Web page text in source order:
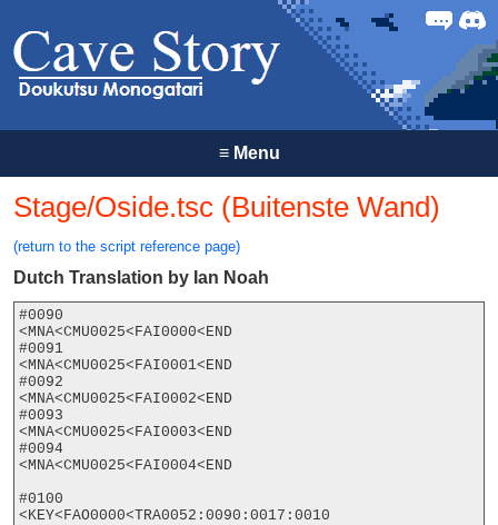
Forum
≡Menu
Stage/Oside.tsc (Buitenste Wand)
(return to the script reference page)
Dutch Translation by Ian Noah
#0090
<MNA<CMU0025<FAI0000<END
#0091
<MNA<CMU0025<FAI0001<END
#0092
<MNA<CMU0025<FAI0002<END
#0093
<MNA<CMU0025<FAI0003<END
#0094
<MNA<CMU0025<FAI0004<END
#0100
<KEY<FAO0000<TRA0052:0090:0017:0010